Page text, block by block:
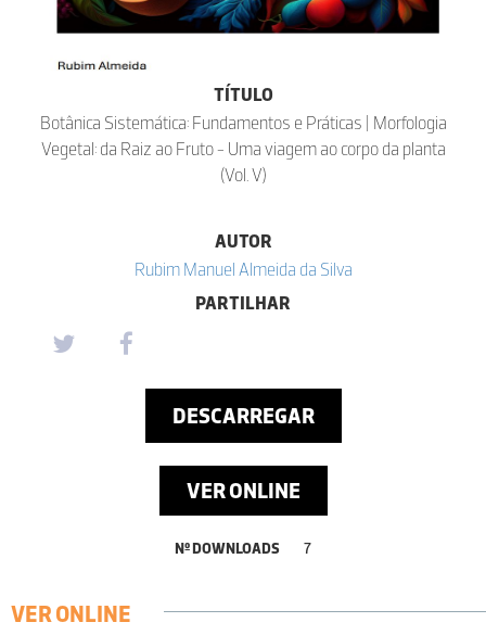
TÍTULO
Botânica Sistemática: Fundamentos e Práticas | Morfologia
Vegetal: da Raiz ao Fruto - Uma viagem ao corpo da planta
(Vol. V)
AUTOR
Rubim Manuel Almeida da Silva
PARTILHAR
DESCARREGAR
VER ONLINE
Nº DOWNLOADS 7
VER ONLINE